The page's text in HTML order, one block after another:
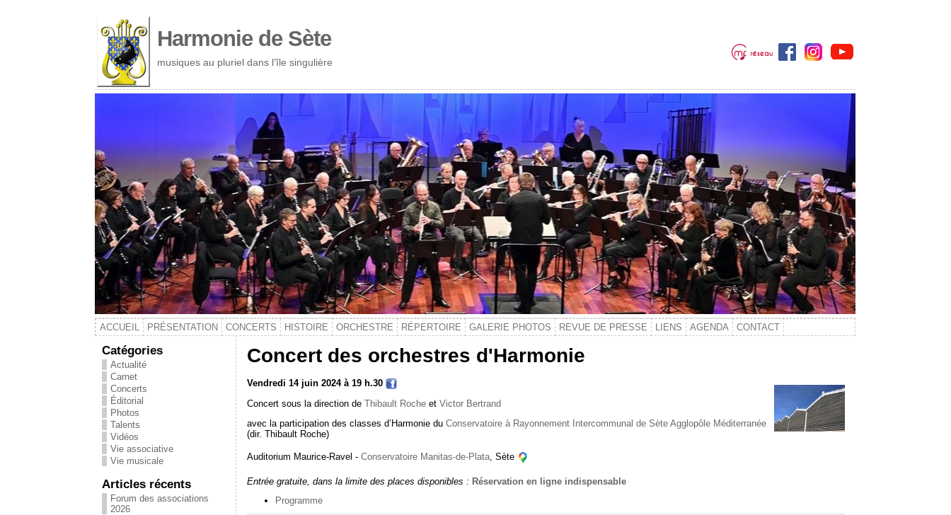
Harmonie de Sète
musiques au pluriel dans l’île singulière
ACCUEIL PRÉSENTATION CONCERTS HISTOIRE ORCHESTRE RÉPERTOIRE GALERIE PHOTOS REVUE DE PRESSE LIENS AGENDA CONTACT
Catégories
Actualité
Carnet
Concerts
Éditorial
Photos
Talents
Vidéos
Vie associative
Vie musicale
Articles récents
Forum des associations
2026
Concert des orchestres d'Harmonie
Vendredi 14 juin 2024 à 19 h.30
Concert sous la direction deThibault Roche etVictor Bertrand
avec la participation des classes d’Harmonie duConservatoire à Rayonnement Intercommunal de Sète Agglopôle Méditerranée
(dir. Thibault Roche)
Auditorium Maurice-Ravel -Conservatoire Manitas-de-Plata, Sète
Entrée gratuite, dans la limite des places disponibles : Réservation en ligne indispensable
Programme